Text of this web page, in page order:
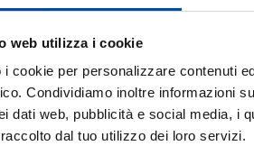
web utilizza i cookie
i cookie per personalizzare contenuti
Condividiamo inoltre informazioni
dati web, pubblicità e social media, i
dal tuo utilizzo dei loro servizi.
e sono finalizzati al loro